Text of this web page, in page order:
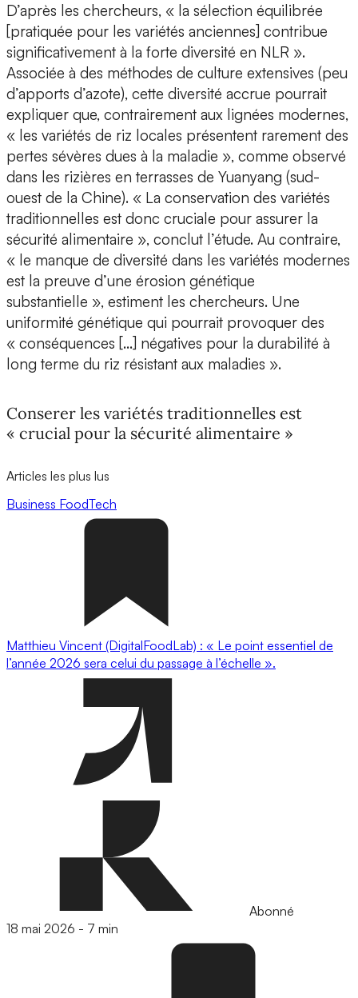
D’après les chercheurs, « la sélection équilibrée
[pratiquée pour les variétés anciennes] contribue
significativement à la forte diversité en NLR ».
Associée à des méthodes de culture extensives (peu
d’apports d’azote), cette diversité accrue pourrait
expliquer que, contrairement aux lignées modernes,
« les variétés de riz locales présentent rarement des
pertes sévères dues à la maladie », comme observé
dans les rizières en terrasses de Yuanyang (sud-
ouest de la Chine). « La conservation des variétés
traditionnelles est donc cruciale pour assurer la
sécurité alimentaire », conclut l’étude. Au contraire,
« le manque de diversité dans les variétés modernes
est la preuve d’une érosion génétique
substantielle », estiment les chercheurs. Une
uniformité génétique qui pourrait provoquer des
« conséquences […] négatives pour la durabilité à
long terme du riz résistant aux maladies ».
Conserer les variétés traditionnelles est
« crucial pour la sécurité alimentaire »
Articles les plus lus
Business FoodTech
Matthieu Vincent (DigitalFoodLab) : « Le point essentiel de
l’année 2026 sera celui du passage à l’échelle ».
Abonné
18 mai 2026 - 7 min